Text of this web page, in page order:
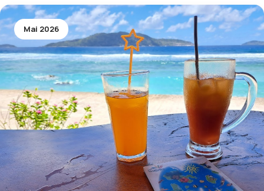
Mai 2026